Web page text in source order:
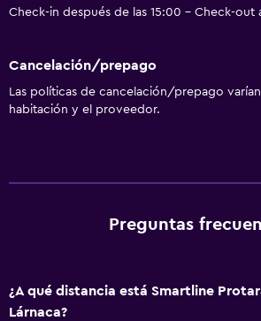
Wifi disponible en todas las
Artículos de aseo gratis
Gel de ducha
Check-in después de las 15:00 - Check-out
Cancelación/prepago
Las políticas de cancelación/prepago
habitación y el proveedor.
Preguntas
¿A qué distancia está Smartline
Lárnaca?